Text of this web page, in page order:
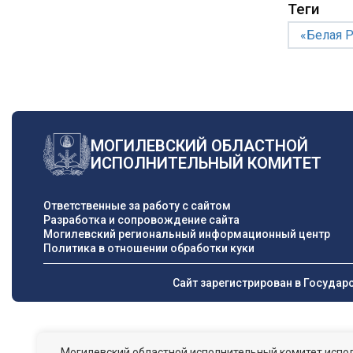
Теги
«Белая
МОГИЛЕВСКИЙ ОБЛАСТНОЙ
ИСПОЛНИТЕЛЬНЫЙ КОМИТЕТ
Ответственные за работу с сайтом
Разработка и сопровождение сайта
Могилевский региональный информационный центр
Политика в отношении обработки куки
Сайт зарегистрирован в